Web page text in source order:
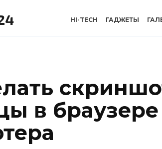
HI-TECH ГАДЖЕТЫ
в браузере